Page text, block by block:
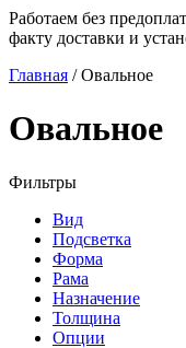
Работаем без
факту доставки и
Главная /Овальное
Овальное
Фильтры
Вид
Подсветка
Форма
Рама
Назначение
Толщина
Опции